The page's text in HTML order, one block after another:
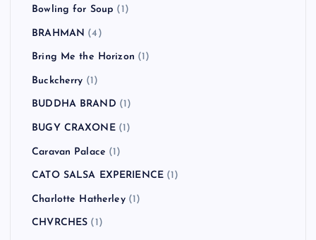
Bowling for Soup (1)
BRAHMAN (4)
Bring Me the Horizon (1)
Buckcherry (1)
BUDDHA BRAND (1)
BUGY CRAXONE(1)
Caravan Palace (1)
CATO SALSA EXPERIENCE (1)
Charlotte Hatherley(1)
CHVRCHES (1)